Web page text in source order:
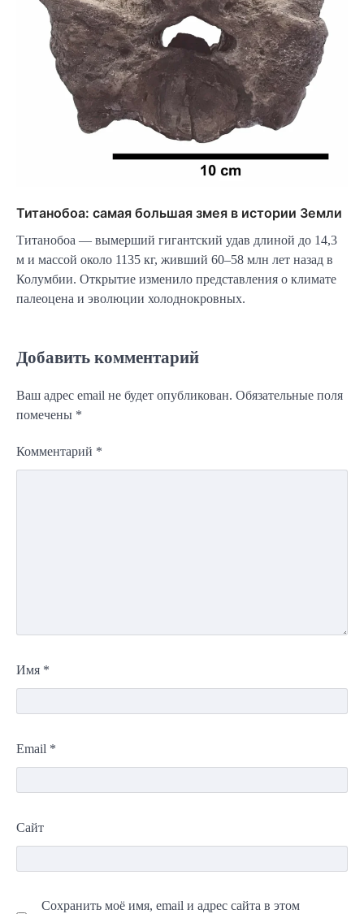
Титанобоа: самая большая змея в истории Земли
Титанобоа — вымерший гигантский удав длиной до 14,3
м и массой около 1135 кг, живший 60–58 млн лет назад в
Колумбии. Открытие изменило представления о климате
палеоцена и эволюции холоднокровных.
Добавить комментарий
Ваш адрес email не будет опубликован. Обязательные поля
помечены *
Комментарий *
Имя *
Email *
Сайт
Сохранить моё имя, email и адрес сайта в этом